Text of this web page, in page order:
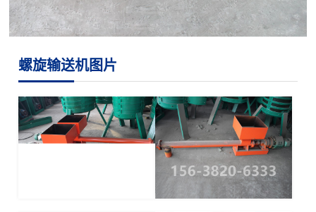
螺旋输送机图片